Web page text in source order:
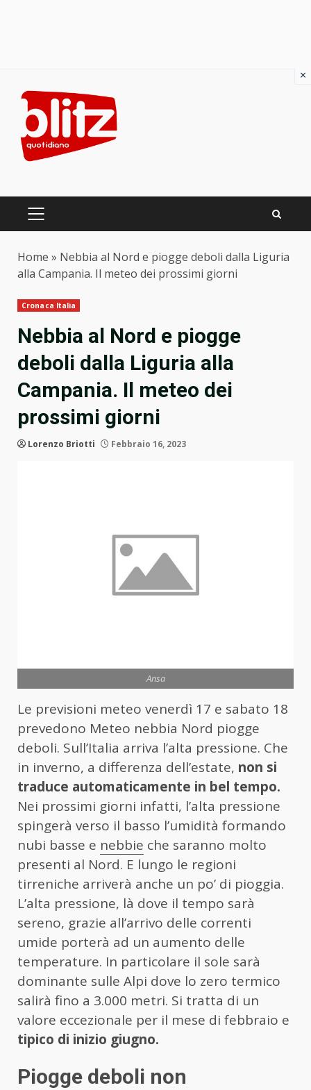
content
PRIMARY
Home » Nebbia al Nord e piogge deboli dalla Liguria
alla Campania. Il meteo dei prossimi giorni
Cronaca Italia
Nebbia al Nord e piogge
deboli dalla Liguria alla
Campania. Il meteo dei
prossimi giorni
Lorenzo Briotti Febbraio 16, 2023
Ansa
Le previsioni meteo venerdì 17 e sabato 18
prevedono Meteo nebbia Nord piogge
deboli. Sull’Italia arriva l’alta pressione. Che
in inverno, a differenza dell’estate, non si
traduce automaticamente in bel tempo.
Nei prossimi giorni infatti, l’alta pressione
spingerà verso il basso l’umidità formando
nubi basse e nebbie che saranno molto
presenti al Nord. E lungo le regioni
tirreniche arriverà anche un po’ di pioggia.
L’alta pressione, là dove il tempo sarà
sereno, grazie all’arrivo delle correnti
umide porterà ad un aumento delle
temperature. In particolare il sole sarà
dominante sulle Alpi dove lo zero termico
salirà fino a 3.000 metri. Si tratta di un
valore eccezionale per il mese di febbraio e
tipico di inizio giugno.
Piogge deboli non
×